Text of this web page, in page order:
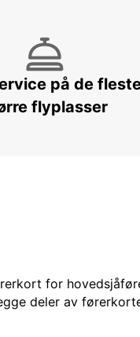
på de
flyplasser
for
deler av